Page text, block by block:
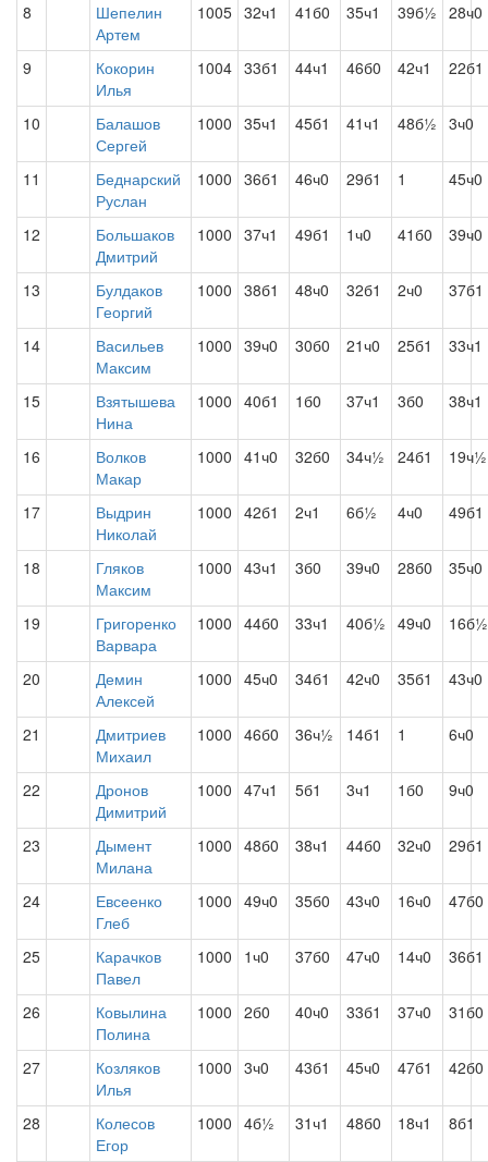
8
Шепелин
Артем
1005 32ч1 41б0 35ч1 39б½ 28ч0
9
Кокорин
Илья
1004 33б1 44ч1 46б0 42ч1 22б1
10
Балашов
Сергей
1000 35ч1 45б1 41ч1 48б½ 3ч0
11
Беднарский
Руслан
1000 36б1 46ч0 29б1 1 45ч0
12
Большаков
Дмитрий
1000 37ч1 49б1 1ч0 41б0 39ч0
13
Булдаков
Георгий
1000 38б1 48ч0 32б1 2ч0 37б1
14
Васильев
Максим
1000 39ч0 30б0 21ч0 25б1 33ч1
15
Взятышева
Нина
1000 40б1 1б0 37ч1 3б0 38ч1
16
Волков
Макар
1000 41ч0 32б0 34ч½ 24б1 19ч½
17
Выдрин
Николай
1000 42б1 2ч1 6б½ 4ч0 49б1
18
Гляков
Максим
1000 43ч1 3б0 39ч0 28б0 35ч0
19
Григоренко
Варвара
1000 44б0 33ч1 40б½ 49ч0 16б½
20
Демин
Алексей
1000 45ч0 34б1 42ч0 35б1 43ч0
21
Дмитриев
Михаил
1000 46б0 36ч½ 14б1 1 6ч0
22
Дронов
Димитрий
1000 47ч1 5б1 3ч1 1б0 9ч0
23
Дымент
Милана
1000 48б0 38ч1 44б0 32ч0 29б1
24
Евсеенко
Глеб
1000 49ч0 35б0 43ч0 16ч0 47б0
25
Карачков
Павел
1000 1ч0 37б0 47ч0 14ч0 36б1
26
Ковылина
Полина
1000 2б0 40ч0 33б1 37ч0 31б0
27
Козляков
Илья
1000 3ч0 43б1 45ч0 47б1 42б0
28
Колесов
Егор
1000 4б½ 31ч1 48б0 18ч1 8б1